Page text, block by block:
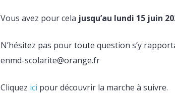
Vous avez pour cela jusqu’au lundi 15 juin
N’hésitez pas pour toute question s’y
enmd-scolarite@orange.fr
Cliquez ici pour découvrir la marche à suivre.